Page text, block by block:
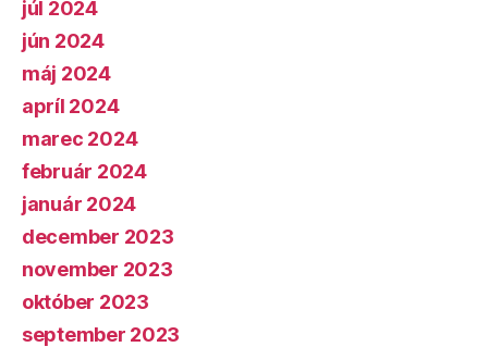
júl 2024
jún 2024
máj 2024
apríl 2024
marec 2024
február 2024
január 2024
december 2023
november 2023
október 2023
september 2023